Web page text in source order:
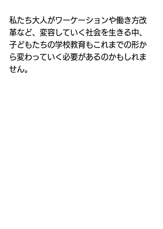
私たち大人がワーケーションや働き方改
革など、変容していく社会を生きる中、
子どもたちの学校教育もこれまでの形か
ら変わっていく必要があるのかもしれま
せん。